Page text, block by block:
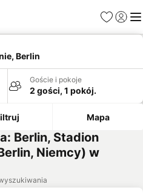
Ulubione
Berlin
Goście i pokoje
2 gości, 1 pokój.
Mapa
Berlin, Stadion
Niemcy) w